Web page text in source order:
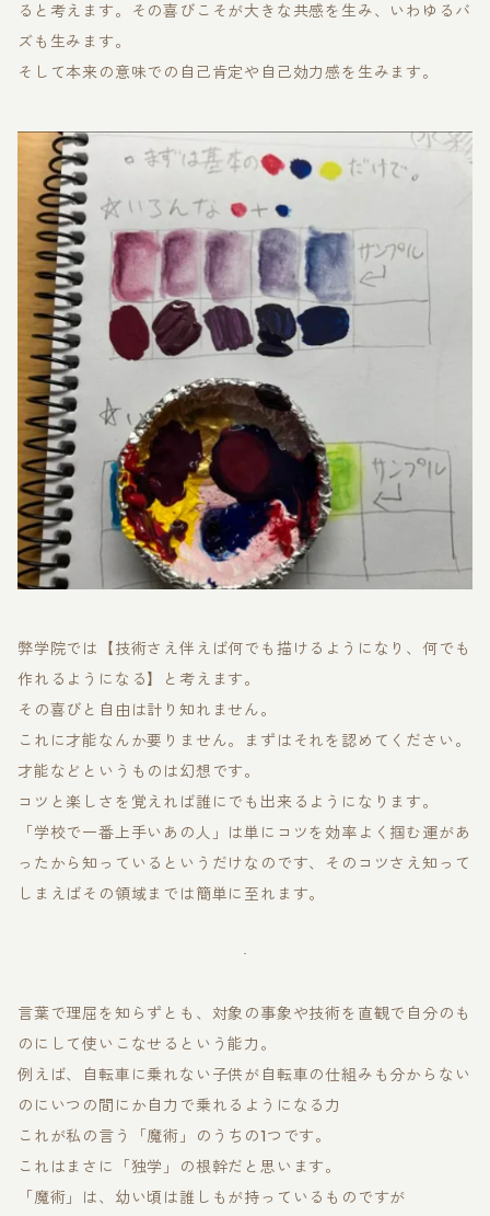
ると考えます。その喜びこそが大きな共感を生み、いわゆるバ
ズも生みます。
そして本来の意味での自己肯定や自己効力感を生みます。
弊学院では【技術さえ伴えば何でも描けるようになり、何でも
作れるようになる】と考えます。
その喜びと自由は計り知れません。
これに才能なんか要りません。まずはそれを認めてください。
才能などというものは幻想です。
コツと楽しさを覚えれば誰にでも出来るようになります。
「学校で一番上手いあの人」は単にコツを効率よく掴む運があ
ったから知っているというだけなのです、そのコツさえ知って
しまえばその領域までは簡単に至れます。
言葉で理屈を知らずとも、対象の事象や技術を直観で自分のも
のにして使いこなせるという能力。
例えば、自転車に乗れない子供が自転車の仕組みも分からない
のにいつの間にか自力で乗れるようになる力
これが私の言う「魔術」のうちの1つです。
これはまさに「独学」の根幹だと思います。
「魔術」は、幼い頃は誰しもが持っているものですが